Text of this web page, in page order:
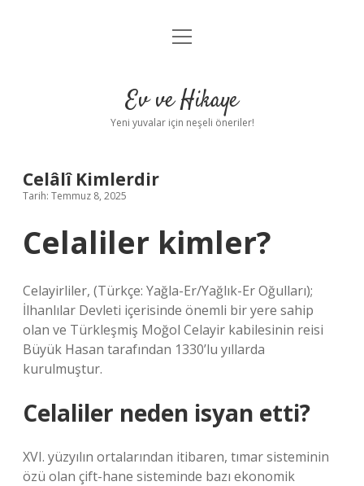
Anasayfa
Yasal Uyarı
menüyü
Ev ve Hikaye
Yeni yuvalar için neşeli öneriler!
Celâlî Kimlerdir
Tarih: Temmuz 8, 2025
Celaliler kimler?
Celayirliler, (Türkçe: Yağla-Er/Yağlık-Er Oğulları);
İlhanlılar Devleti içerisinde önemli bir yere sahip
olan ve Türkleşmiş Moğol Celayir kabilesinin reisi
Büyük Hasan tarafından 1330’lu yıllarda
kurulmuştur.
Celaliler neden isyan etti?
XVI. yüzyılın ortalarından itibaren, tımar sisteminin
özü olan çift-hane sisteminde bazı ekonomik